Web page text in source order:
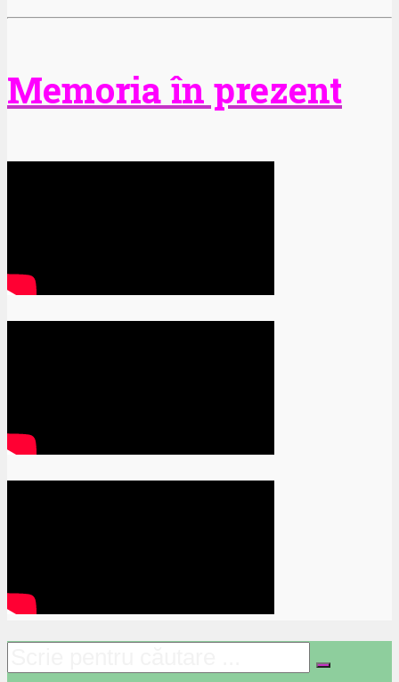
Memoria în prezent